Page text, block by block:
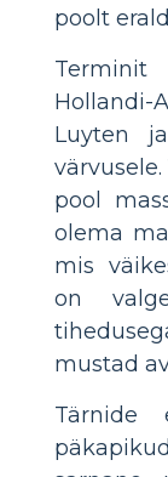
poolt
Luyten
pool
olema
mis
on
mustad
Tärnide